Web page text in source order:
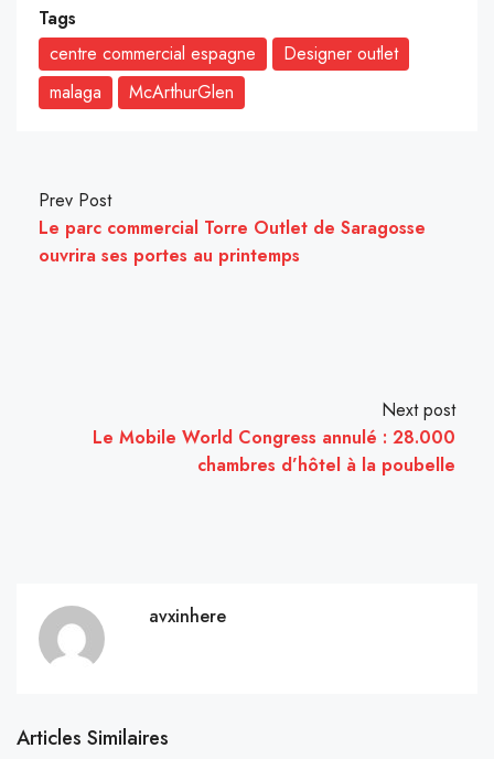
Tags
centre commercial espagne
Designer outlet
malaga
McArthurGlen
Prev Post
Le parc commercial Torre Outlet de Saragosse
ouvrira ses portes au printemps
Next post
Le Mobile World Congress annulé : 28.000
chambres d’hôtel à la poubelle
avxinhere
Articles Similaires